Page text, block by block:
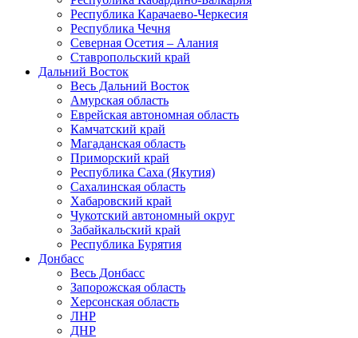
Республика Карачаево-Черкесия
Республика Чечня
Северная Осетия – Алания
Ставропольский край
Дальний Восток
Весь Дальний Восток
Амурская область
Еврейская автономная область
Камчатский край
Магаданская область
Приморский край
Республика Саха (Якутия)
Сахалинская область
Хабаровский край
Чукотский автономный округ
Забайкальский край
Республика Бурятия
Донбасс
Весь Донбасс
Запорожская область
Херсонская область
ЛНР
ДНР